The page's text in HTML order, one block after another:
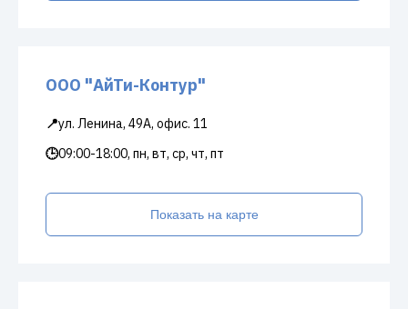
ООО "АйТи-Контур"
📍ул. Ленина, 49А, офис. 11
🕒09:00-18:00, пн, вт, ср, чт, пт
Показать на карте